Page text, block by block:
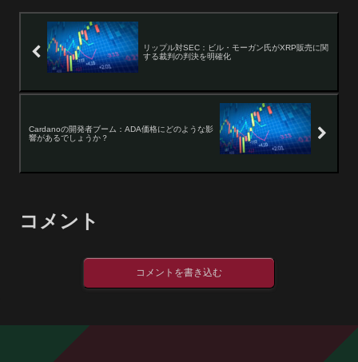
リップル対SEC：ビル・モーガン氏がXRP販売に関
する裁判の判決を明確化
Cardanoの開発者ブーム：ADA価格にどのような影
響があるでしょうか？
コメント
コメントを書き込む